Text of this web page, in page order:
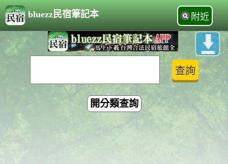
bluezz民宿筆記本 附近
開分類查詢